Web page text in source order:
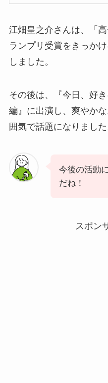
江畑皇之介さんは、「
ランプリ受賞をきっか
しました。
その後は、『今日、好
編』に出演し、爽やか
囲気で話題になりました
今後の活動
だね！
スポン